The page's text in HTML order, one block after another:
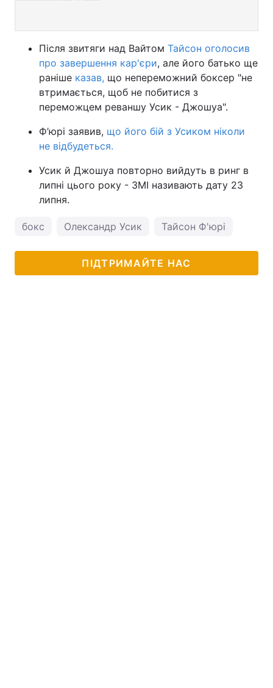
Після звитяги над Вайтом Тайсон оголосив
про завершення кар'єри, але його батько ще
раніше казав, що непереможний боксер "не
втримається, щоб не побитися з
переможцем реваншу Усик - Джошуа".
Ф’юрі заявив, що його бій з Усиком ніколи
не відбудеться.
Усик й Джошуа повторно вийдуть в ринг в
липні цього року - ЗМІ називають дату 23
липня.
бокс Олександр Усик Тайсон Ф'юрі
ПІДТРИМАЙТЕ НАС